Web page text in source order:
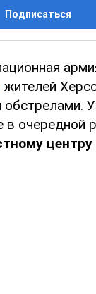
Подписаться
жителей
обстрелами.
в очередной
центру